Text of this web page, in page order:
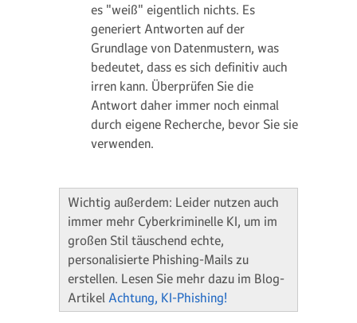
es "weiß" eigentlich nichts. Es
generiert Antworten auf der
Grundlage von Datenmustern, was
bedeutet, dass es sich definitiv auch
irren kann. Überprüfen Sie die
Antwort daher immer noch einmal
durch eigene Recherche, bevor Sie sie
verwenden.
Wichtig außerdem: Leider nutzen auch
immer mehr Cyberkriminelle KI, um im
großen Stil täuschend echte,
personalisierte Phishing-Mails zu
erstellen. Lesen Sie mehr dazu im Blog-
Artikel Achtung, KI-Phishing!